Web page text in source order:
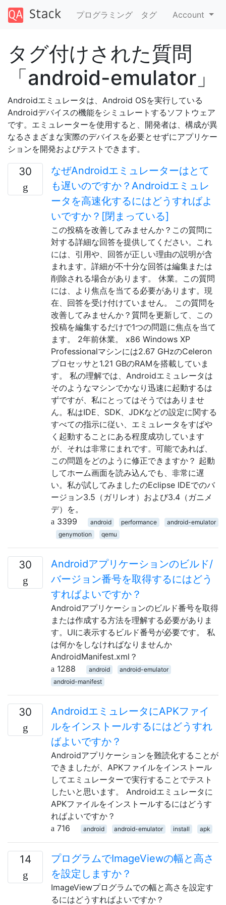
プログラミング タグ Account
タグ付けされた質問
「android-emulator」
Androidエミュレータは、Android OSを実行している
Androidデバイスの機能をシミュレートするソフトウェア
です。エミュレーターを使用すると、開発者は、構成が異
なるさまざまな実際のデバイスを必要とせずにアプリケー
ションを開発およびテストできます。
30
なぜAndroidエミュレーターはとて
も遅いのですか？Androidエミュレ
ータを高速化するにはどうすればよ
いですか？[閉まっている]
この投稿を改善してみませんか？この質問に
対する詳細な回答を提供してください。これ
には、引用や、回答が正しい理由の説明が含
まれます。詳細が不十分な回答は編集または
削除される場合があります。 休業。この質問
には、より焦点を当てる必要があります。現
在、回答を受け付けていません。 この質問を
改善してみませんか？質問を更新して、この
投稿を編集するだけで1つの問題に焦点を当て
ます。 2年前休業。 x86 Windows XP
Professionalマシンには2.67 GHzのCeleron
プロセッサと1.21 GBのRAMを搭載していま
す。 私の理解では、Androidエミュレータは
そのようなマシンでかなり迅速に起動するは
ずですが、私にとってはそうではありませ
ん。私はIDE、SDK、JDKなどの設定に関する
すべての指示に従い、エミュレータをすばや
く起動することにある程度成功しています
が、それは非常にまれです。可能であれば、
この問題をどのように修正できますか？ 起動
してホーム画面を読み込んでも、非常に遅
い。私が試してみましたのEclipse IDEでのバ
ージョン3.5（ガリレオ）および3.4（ガニメ
デ）を。
3399
android performance
android-emulator
genymotion
qemu
30
Androidアプリケーションのビルド/
バージョン番号を取得するにはどう
すればよいですか？
Androidアプリケーションのビルド番号を取得
または作成する方法を理解する必要がありま
す。UIに表示するビルド番号が必要です。 私
は何かをしなければなりませんか
AndroidManifest.xml？
1288
android
android-emulator
android-manifest
30
AndroidエミュレータにAPKファイ
ルをインストールするにはどうすれ
ばよいですか？
Androidアプリケーションを難読化することが
できましたが、APKファイルをインストール
してエミュレーターで実行することでテスト
したいと思います。 Androidエミュレータに
APKファイルをインストールするにはどうす
ればよいですか？
716
android android-emulator install apk
14
プログラムでImageViewの幅と高さ
を設定しますか？
ImageViewプログラムでの幅と高さを設定す
るにはどうすればよいですか？